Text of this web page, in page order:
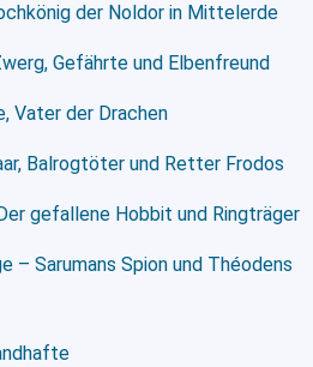
der Noldor in Mittelerde
Gefährte und Elbenfreund
Vater der Drachen
Balrogtöter und Retter Frodos
gefallene Hobbit und Ringträger
– Sarumans Spion und Théodens